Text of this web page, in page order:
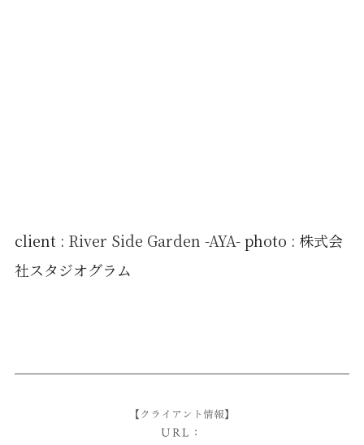
client : River Side Garden -AYA-photo : 株式会
社スタジオグラム
【クライアント情報】
URL：